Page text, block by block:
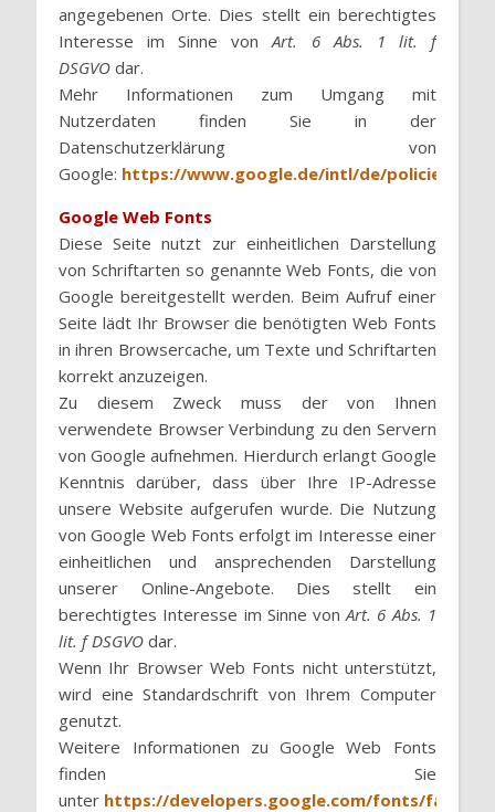
angegebenen Orte. Dies stellt ein berechtigtes
Interesse im Sinne vonArt. 6 Abs. 1 lit. f
DSGVO dar.
Mehr Informationen zum Umgang mit
Nutzerdaten finden Sie in der
Datenschutzerklärung von
Google: https://www.google.de/intl/de/policies/
Google Web Fonts
Diese Seite nutzt zur einheitlichen Darstellung
von Schriftarten so genannte Web Fonts, die von
Google bereitgestellt werden. Beim Aufruf einer
Seite lädt Ihr Browser die benötigten Web Fonts
in ihren Browsercache, um Texte und Schriftarten
korrekt anzuzeigen.
Zu diesem Zweck muss der von Ihnen
verwendete Browser Verbindung zu den Servern
von Google aufnehmen. Hierdurch erlangt Google
Kenntnis darüber, dass über Ihre IP-Adresse
unsere Website aufgerufen wurde. Die Nutzung
von Google Web Fonts erfolgt im Interesse einer
einheitlichen und ansprechenden Darstellung
unserer Online-Angebote. Dies stellt ein
berechtigtes Interesse im Sinne vonArt. 6 Abs. 1
lit. f DSGVO dar.
Wenn Ihr Browser Web Fonts nicht unterstützt,
wird eine Standardschrift von Ihrem Computer
genutzt.
Weitere Informationen zu Google Web Fonts
finden Sie
unter https://developers.google.com/fonts/faq